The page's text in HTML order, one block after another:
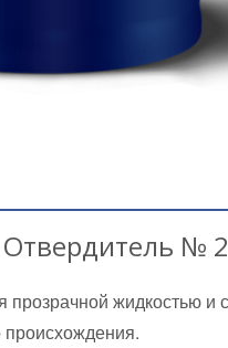
№ 2
прозрачной жидкостью
происхождения.